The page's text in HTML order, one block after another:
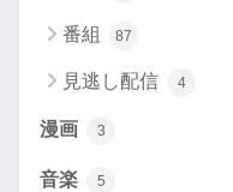
番組 87
見逃し配信 4
漫画 3
音楽 5